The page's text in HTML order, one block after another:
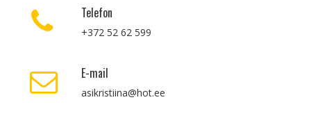
Telefon
+372 52 62 599
E-mail
asikristiina@hot.ee